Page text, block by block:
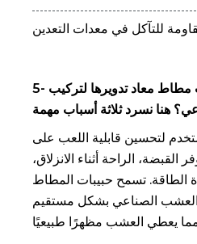
للتآكل في معدات التعدين
5- لماذا استخدام حبيبات مطاط معاد تدويرها لتركيب
لتحسين قابلية اللعب على
الراحة أثناء الانزلاق،
الطاقة. تسمح حبيبات المطاط
الصناعي بشكل مستقيم